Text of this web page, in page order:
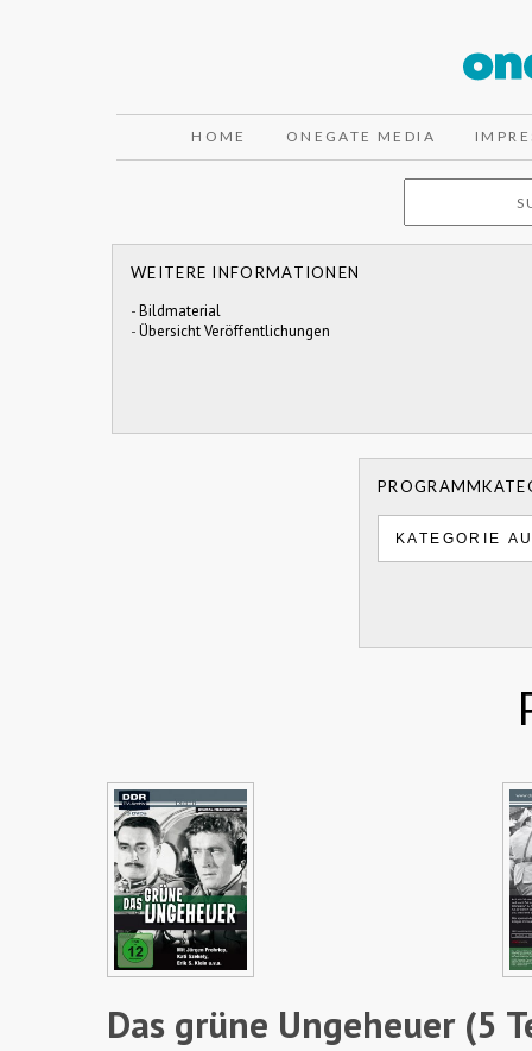
HOME ONEGATE MEDIA
WEITERE INFORMATIONEN
-Bildmaterial
-Übersicht Veröffentlichungen
Das grüne Ungeheuer (5